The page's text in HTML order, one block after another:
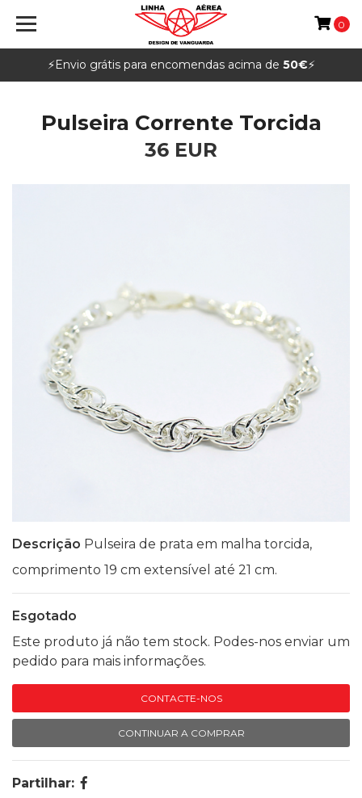
⚡️Envio grátis para encomendas acima de 50€⚡️
0
Pulseira Corrente Torcida
36 EUR
Descrição Pulseira de prata em malha torcida,
comprimento 19 cm extensível até 21 cm.
Esgotado
Este produto já não tem stock. Podes-nos enviar um
pedido para mais informações.
CONTACTE-NOS
CONTINUAR A COMPRAR
Partilhar: